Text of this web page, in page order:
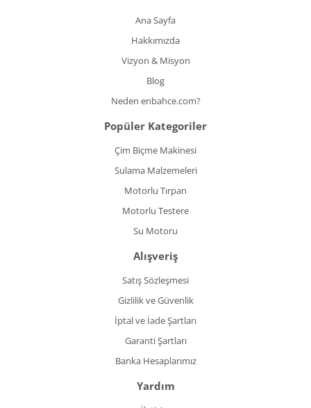
Ana Sayfa
Hakkımızda
Vizyon & Misyon
Blog
Neden enbahce.com?
Popüler Kategoriler
Çim Biçme Makinesi
Sulama Malzemeleri
Motorlu Tırpan
Motorlu Testere
Su Motoru
Alışveriş
Satış Sözleşmesi
Gizlilik ve Güvenlik
İptal ve İade Şartları
Garanti Şartları
Banka Hesaplarımız
Yardım